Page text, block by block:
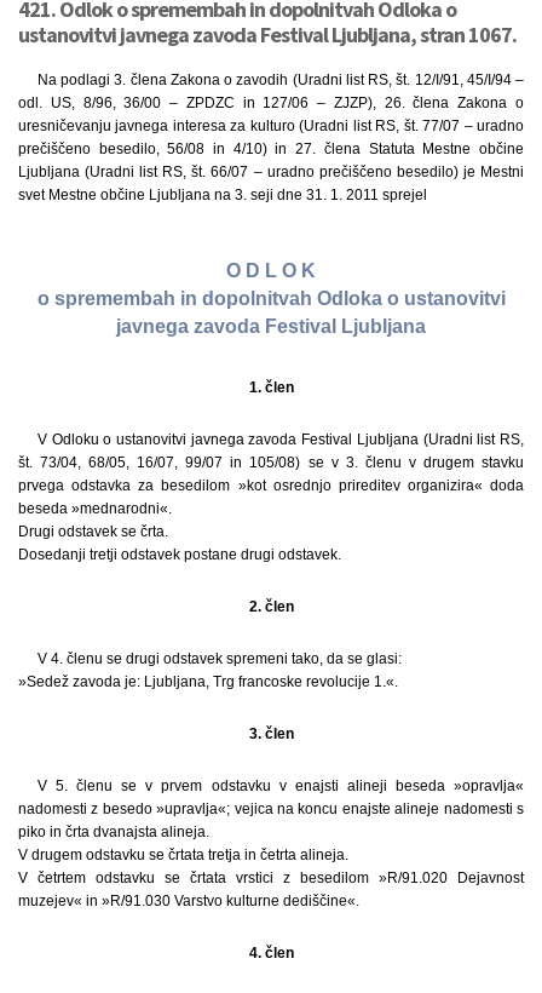
421. Odlok o spremembah in dopolnitvah Odloka o
ustanovitvi javnega zavoda Festival Ljubljana, stran 1067.
Na podlagi 3. člena Zakona o zavodih (Uradni list RS, št. 12/I/91, 45/I/94 –
odl. US, 8/96, 36/00 – ZPDZC in 127/06 – ZJZP), 26. člena Zakona o
uresničevanju javnega interesa za kulturo (Uradni list RS, št. 77/07 – uradno
prečiščeno besedilo, 56/08 in 4/10) in 27. člena Statuta Mestne občine
Ljubljana (Uradni list RS, št. 66/07 – uradno prečiščeno besedilo) je Mestni
svet Mestne občine Ljubljana na 3. seji dne 31. 1. 2011 sprejel
O D L O K
o spremembah in dopolnitvah Odloka o ustanovitvi
javnega zavoda Festival Ljubljana
1. člen
V Odloku o ustanovitvi javnega zavoda Festival Ljubljana (Uradni list RS,
št. 73/04, 68/05, 16/07, 99/07 in 105/08) se v 3. členu v drugem stavku
prvega odstavka za besedilom »kot osrednjo prireditev organizira« doda
beseda »mednarodni«.
Drugi odstavek se črta.
Dosedanji tretji odstavek postane drugi odstavek.
2. člen
V 4. členu se drugi odstavek spremeni tako, da se glasi:
»Sedež zavoda je: Ljubljana, Trg francoske revolucije 1.«.
3. člen
V 5. členu se v prvem odstavku v enajsti alineji beseda »opravlja«
nadomesti z besedo »upravlja«; vejica na koncu enajste alineje nadomesti s
piko in črta dvanajsta alineja.
V drugem odstavku se črtata tretja in četrta alineja.
V četrtem odstavku se črtata vrstici z besedilom »R/91.020 Dejavnost
muzejev« in »R/91.030 Varstvo kulturne dediščine«.
4. člen